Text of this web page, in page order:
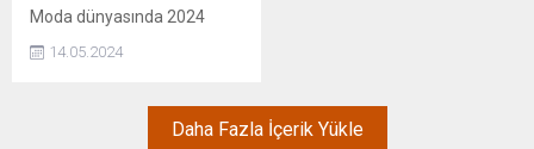
Moda dünyasında 2024
belirlenen trendler, doğadan
renkler ve rahat kesimlerle
dolu. Yeni sezon, enerjik ve
14.05.2024
Daha Fazla İçerik Yükle